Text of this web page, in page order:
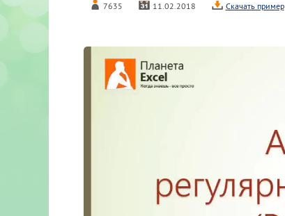
7635 11.02.2018 Скачать пример